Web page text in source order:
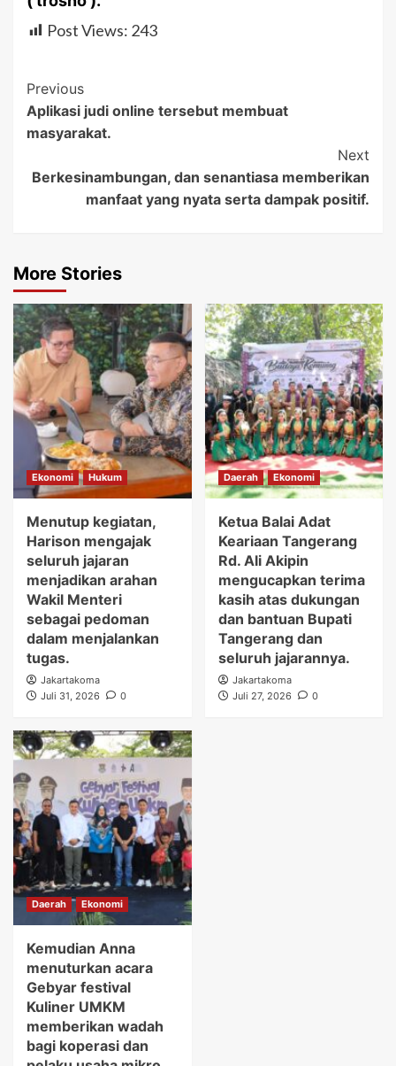
Post Views: 243
Post
Navigation
Previous
Aplikasi judi online tersebut membuat
masyarakat.
Next
Berkesinambungan, dan senantiasa memberikan
manfaat yang nyata serta dampak positif.
More Stories
Ekonomi Hukum
Menutup kegiatan,
Harison mengajak
seluruh jajaran
menjadikan arahan
Wakil Menteri
sebagai pedoman
dalam menjalankan
tugas.
Jakartakoma
Juli 31, 2026
0
Daerah Ekonomi
Ketua Balai Adat
Keariaan Tangerang
Rd. Ali Akipin
mengucapkan terima
kasih atas dukungan
dan bantuan Bupati
Tangerang dan
seluruh jajarannya.
Jakartakoma
Juli 27, 2026
0
Daerah Ekonomi
Kemudian Anna
menuturkan acara
Gebyar festival
Kuliner UMKM
memberikan wadah
bagi koperasi dan